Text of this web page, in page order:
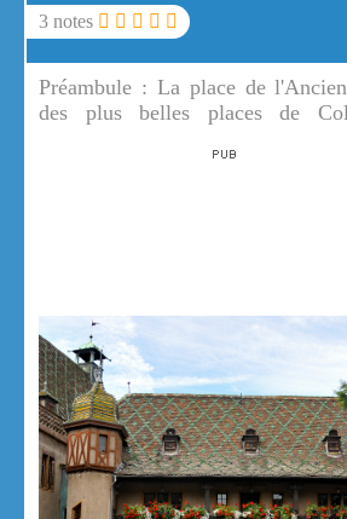
3 notes
Préambule : La place de
des plus belles places de